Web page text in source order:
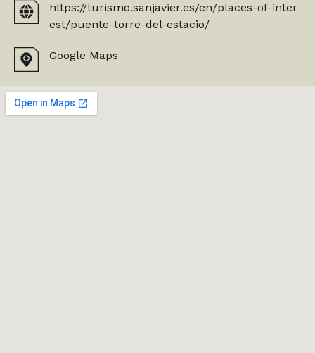
https://turismo.sanjavier.es/en/places-of-inter
est/puente-torre-del-estacio/
Google Maps